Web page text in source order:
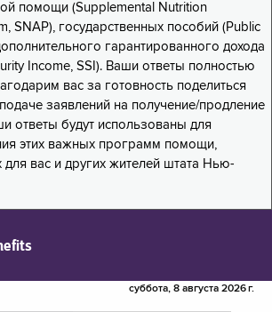
помощи (Supplemental Nutrition
SNAP), государственных пособий (Public
гарантированного дохода
Income, SSI). Ваши ответы полностью
вас за готовность поделиться
заявлений на получение/продление
ответы будут использованы для
этих важных программ помощи,
для вас и других жителей штата Нью-
суббота, 8 августа 2026 г.